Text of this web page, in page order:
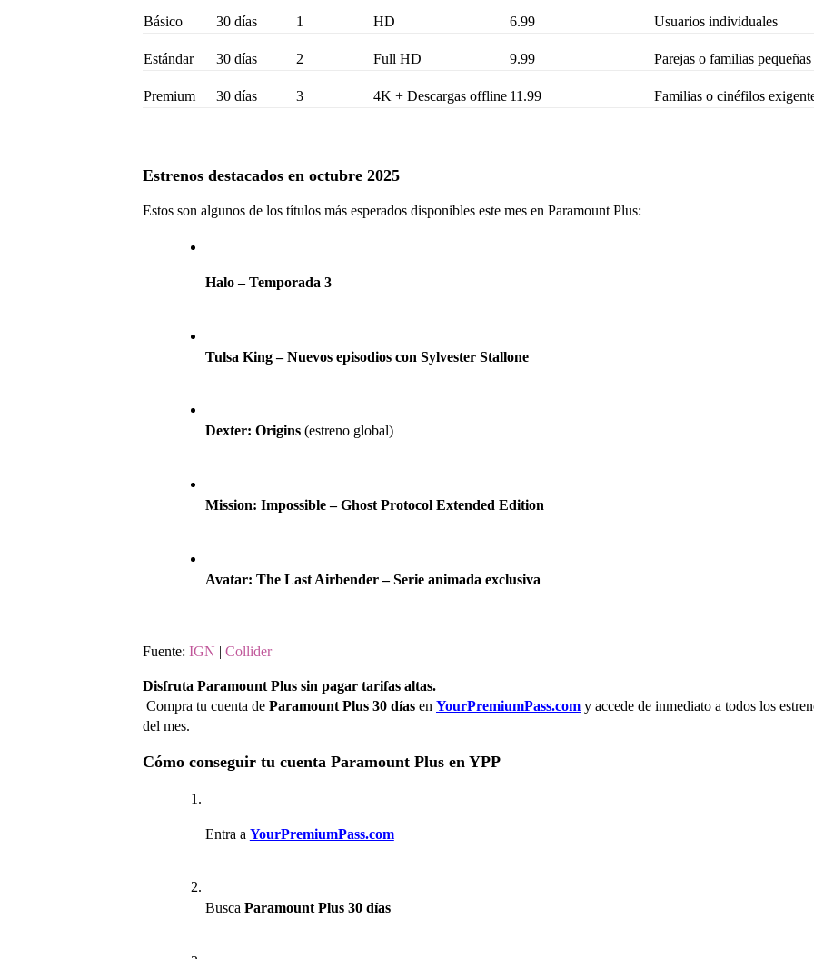
Básico 30 días 1 HD 6.99 Usuarios individuales
Estándar 30 días 2 Full HD 9.99 Parejas o familias pequeñas
Premium 30 días 3 4K + Descargas offline 11.99 Familias o cinéfilos
Estrenos destacados en octubre 2025
Estos son algunos de los títulos más esperados disponibles este mes en Paramount Plus:
Halo – Temporada 3
Tulsa King – Nuevos episodios con Sylvester Stallone
Dexter: Origins (estreno global)
Mission: Impossible – Ghost Protocol Extended Edition
Avatar: The Last Airbender – Serie animada exclusiva
Fuente: IGN | Collider
Disfruta Paramount Plus sin pagar tarifas altas.
Compra tu cuenta de Paramount Plus 30 días en YourPremiumPass.com y accede de inmediato a todos los
del mes.
Cómo conseguir tu cuenta Paramount Plus en YPP
Entra a YourPremiumPass.com
Busca Paramount Plus 30 días